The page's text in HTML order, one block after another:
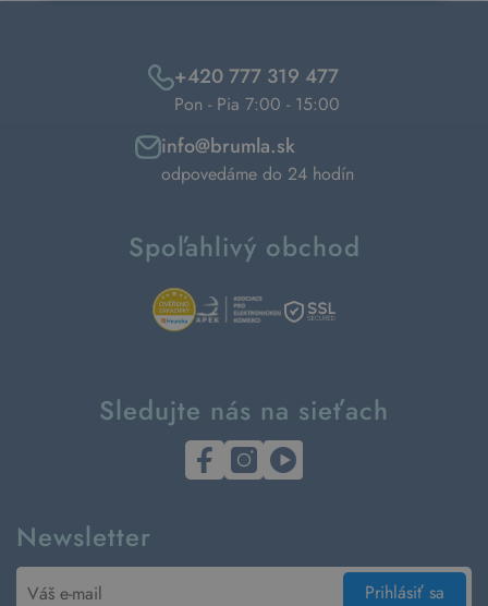
+420 777 319 477
Pon - Pia 7:00 - 15:00
info@brumla.sk
odpovedáme do 24 hodín
Spoľahlivý obchod
Sledujte nás na sieťach
Newsletter
Prihlásiť sa